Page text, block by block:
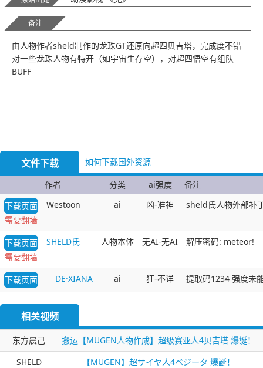
备注
由人物作者sheld制作的龙珠GT还原向超四贝吉塔，完成度不错
对一些龙珠人物有特开（如宇宙生存空），对超四悟空有组队
BUFF
文件下载 如何下载国外资源
作者 分类 ai强度
备注
下载页面
需要翻墙
Westoon ai 凶-准神 sheld氏人物外部补
下载页面
需要翻墙
SHELD氏 人物本体 无AI-无AI 解压密码: meteor!
下载页面 DE·XIANA ai 狂-不详 提取码1234 强度未
相关视频
东方晨己
搬运【MUGEN人物作成】超级赛亚人4贝吉塔 爆誕！
SHELD
【MUGEN】超サイヤ人4ベジータ 爆誕！